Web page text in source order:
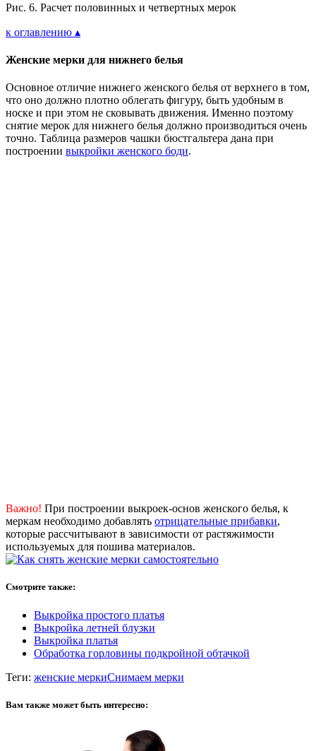
Рис. 6. Расчет половинных и четвертных мерок
к оглавлению ▴
Женские мерки для нижнего белья
Основное отличие нижнего женского белья от верхнего в том,
что оно должно плотно облегать фигуру, быть удобным в
носке и при этом не сковывать движения. Именно поэтому
снятие мерок для нижнего белья должно производиться очень
точно. Таблица размеров чашки бюстгальтера дана при
построении выкройки женского боди.
Важно! При построении выкроек-основ женского белья, к
меркам необходимо добавлять отрицательные прибавки,
которые рассчитывают в зависимости от растяжимости
используемых для пошива материалов.
Смотрите также:
Выкройка простого платья
Выкройка летней блузки
Выкройка платья
Обработка горловины подкройной обтачкой
Теги: женские меркиСнимаем мерки
Вам также может быть интересно: